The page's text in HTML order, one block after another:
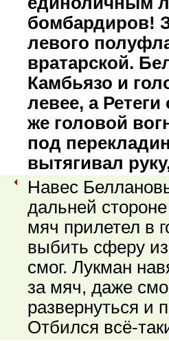
бомбардиров!
левого
вратарской.
Камбьязо и
левее, а
же головой
под
вытягивал
Навес
дальней
мяч прилетел в
выбить сферу
смог. Лукман
за мяч, даже
развернуться и
Отбился всё-